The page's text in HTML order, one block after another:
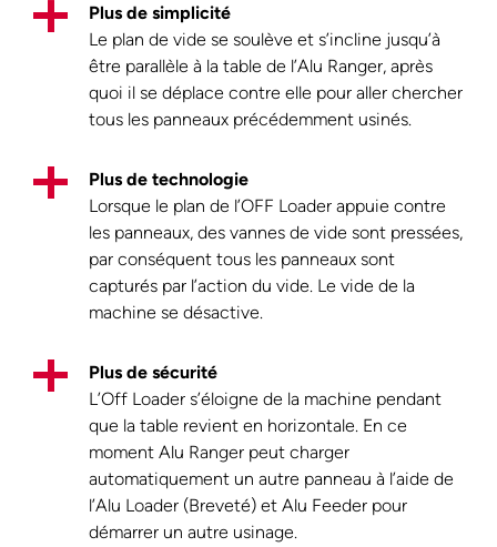
Plus de simplicité
Le plan de vide se soulève et s’incline jusqu’à
être parallèle à la table de l’Alu Ranger, après
quoi il se déplace contre elle pour aller chercher
tous les panneaux précédemment usinés.
Plus de technologie
Lorsque le plan de l’OFF Loader appuie contre
les panneaux, des vannes de vide sont pressées,
par conséquent tous les panneaux sont
capturés par l’action du vide. Le vide de la
machine se désactive.
Plus de sécurité
L’Off Loader s’éloigne de la machine pendant
que la table revient en horizontale. En ce
moment Alu Ranger peut charger
automatiquement un autre panneau à l’aide de
l’Alu Loader (Breveté) et Alu Feeder pour
démarrer un autre usinage.